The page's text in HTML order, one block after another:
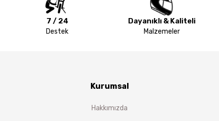
7 / 24
Destek
Dayanıklı & Kaliteli
Malzemeler
Kurumsal
Hakkımızda